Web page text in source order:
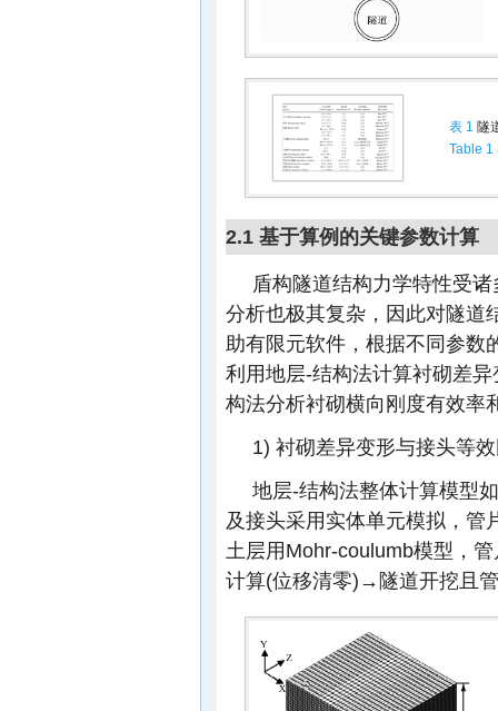
表 1 隧
Table 1
2.1 基于算例的关键参数计算
盾构隧道结构力学特性受
分析也极其复杂，因此对隧道
助有限元软件，根据不同参数
利用地层-结构法计算衬砌差
构法分析衬砌横向刚度有效率
1) 衬砌差异变形与接头等
地层-结构法整体计算模型如
及接头采用实体单元模拟，管
土层用Mohr-coulumb模型，
计算(位移清零)→隧道开挖且